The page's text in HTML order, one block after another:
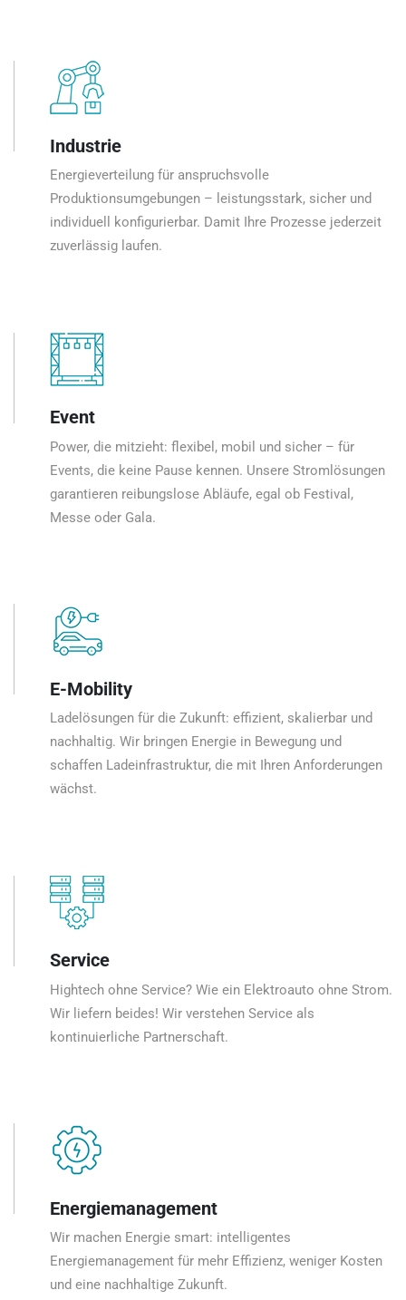
Industrie
Energieverteilung für anspruchsvolle
Produktionsumgebungen – leistungsstark, sicher und
individuell konfigurierbar. Damit Ihre Prozesse jederzeit
zuverlässig laufen.
Event
Power, die mitzieht: flexibel, mobil und sicher – für
Events, die keine Pause kennen. Unsere Stromlösungen
garantieren reibungslose Abläufe, egal ob Festival,
Messe oder Gala.
E-Mobility
Ladelösungen für die Zukunft: effizient, skalierbar und
nachhaltig. Wir bringen Energie in Bewegung und
schaffen Ladeinfrastruktur, die mit Ihren Anforderungen
wächst.
Service
Hightech ohne Service? Wie ein Elektroauto ohne Strom.
Wir liefern beides! Wir verstehen Service als
kontinuierliche Partnerschaft.
Energiemanagement
Wir machen Energie smart: intelligentes
Energiemanagement für mehr Effizienz, weniger Kosten
und eine nachhaltige Zukunft.